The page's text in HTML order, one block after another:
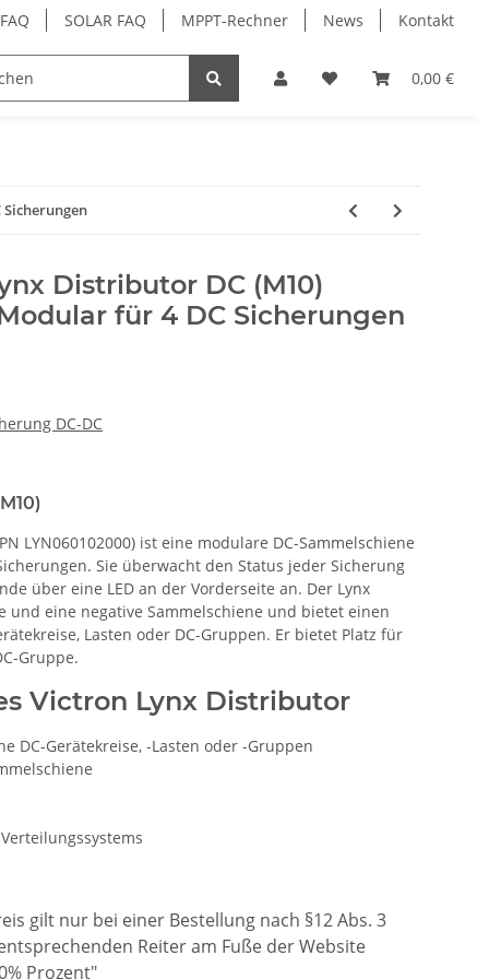
SOLAR FAQ MPPT-Rechner News Kontakt
0,00 €
Distributor DC (M10)
für 4 DC Sicherungen
DC-DC
LYN060102000) ist eine modulare DC-Sammelschiene
Sie überwacht den Status jeder Sicherung
über eine LED an der Vorderseite an. Der Lynx
eine negative Sammelschiene und bietet einen
Lasten oder DC-Gruppen. Er bietet Platz für
Gruppe.
Victron Lynx Distributor
DC-Gerätekreise, -Lasten oder -Gruppen
gilt nur bei einer Bestellung nach §12 Abs. 3
Reiter am Fuße der Website
Prozent"